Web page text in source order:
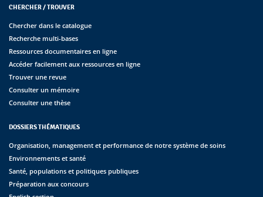
CHERCHER / TROUVER
Chercher dans le catalogue
Recherche multi-bases
Ressources documentaires en ligne
Accéder facilement aux ressources en ligne
Trouver une revue
Consulter un mémoire
Consulter une thèse
DOSSIERS THÉMATIQUES
Organisation, management et performance de notre système de soins
Environnements et santé
Santé, populations et politiques publiques
Préparation aux concours